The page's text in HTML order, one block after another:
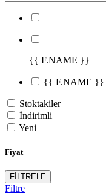
{{ F.NAME }}
{{ F.NAME }}
Stoktakiler
İndirimli
Yeni
Fiyat
FİLTRELE
Filtre